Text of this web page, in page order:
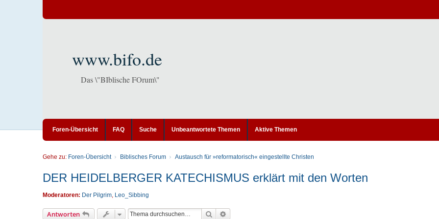
www.bifo.de
Das \"BIblische FOrum\"
Foren-Übersicht FAQ Suche Unbeantwortete Themen Aktive Themen
Gehe zu: Foren-Übersicht Biblisches Forum Austausch für »reformatorisch« eingestellte Christen
DER HEIDELBERGER KATECHISMUS erklärt mit den Worten
Moderatoren: Der Pilgrim, Leo_Sibbing
Antworten Suche